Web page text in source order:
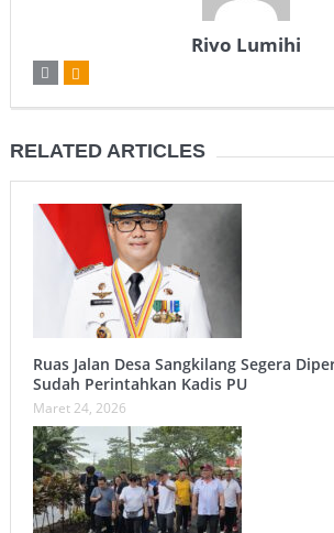
Rivo Lumihi
RELATED ARTICLES
Ruas Jalan Desa Sangkilang Segera
Sudah Perintahkan Kadis PU
Maret 24, 2026